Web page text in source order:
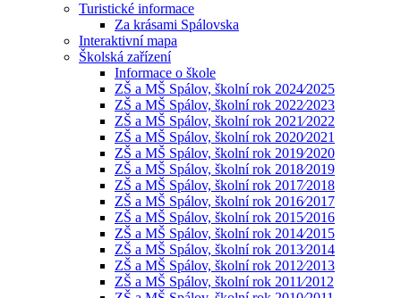
Turistické informace
Za krásami Spálovska
Interaktivní mapa
Školská zařízení
Informace o škole
ZŠ a MŠ Spálov, školní rok 2024⁄2025
ZŠ a MŠ Spálov, školní rok 2022⁄2023
ZŠ a MŠ Spálov, školní rok 2021⁄2022
ZŠ a MŠ Spálov, školní rok 2020⁄2021
ZŠ a MŠ Spálov, školní rok 2019⁄2020
ZŠ a MŠ Spálov, školní rok 2018⁄2019
ZŠ a MŠ Spálov, školní rok 2017⁄2018
ZŠ a MŠ Spálov, školní rok 2016⁄2017
ZŠ a MŠ Spálov, školní rok 2015⁄2016
ZŠ a MŠ Spálov, školní rok 2014⁄2015
ZŠ a MŠ Spálov, školní rok 2013⁄2014
ZŠ a MŠ Spálov, školní rok 2012⁄2013
ZŠ a MŠ Spálov, školní rok 2011⁄2012